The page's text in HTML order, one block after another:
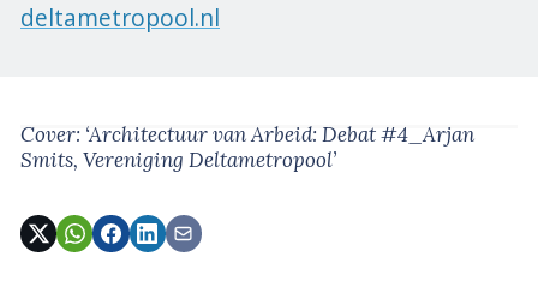
deltametropool.nl
Cover: ‘Architectuur van Arbeid: Debat #4_Arjan
Smits, Vereniging Deltametropool’